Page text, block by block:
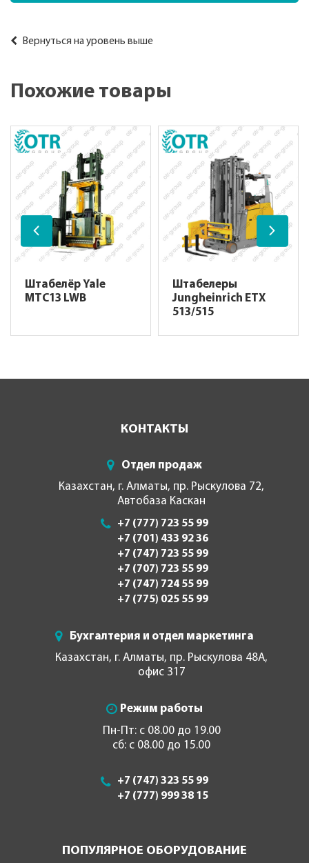
Вернуться на уровень выше
Похожие товары
Штабелёр Yale
MTC13 LWB
Штабелеры
Jungheinrich ETX
513/515
КОНТАКТЫ
Отдел продаж
Казахстан, г. Алматы, пр. Рыскулова 72,
Автобаза Каскан
+7 (777) 723 55 99
+7 (701) 433 92 36
+7 (747) 723 55 99
+7 (707) 723 55 99
+7 (747) 724 55 99
+7 (775) 025 55 99
Бухгалтерия и отдел маркетинга
Казахстан, г. Алматы, пр. Рыскулова 48А,
офис 317
Режим работы
Пн-Пт: с 08.00 до 19.00
сб: с 08.00 до 15.00
+7 (747) 323 55 99
+7 (777) 999 38 15
ПОПУЛЯРНОЕ ОБОРУДОВАНИЕ